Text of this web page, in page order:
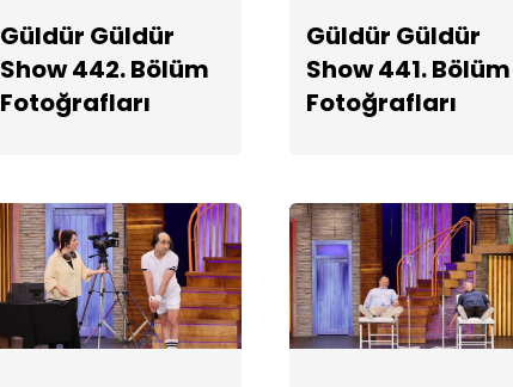
Güldür Güldür
Show 442. Bölüm
Fotoğrafları
Güldür Güldür
Show 441. Bölüm
Fotoğrafları